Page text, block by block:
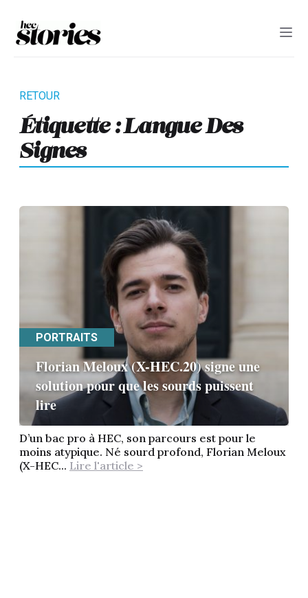
Étiquette : Langue Des
Signes
PORTRAITS
Florian Meloux (X-HEC.20) signe une
solution pour que les sourds puissent
lire
D’un bac pro à HEC, son parcours est pour le
moins atypique. Né sourd profond, Florian Meloux
(X-HEC... Lire l'article >